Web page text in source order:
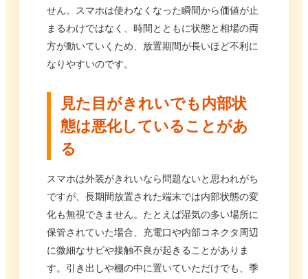
せん。スマホは使わなくなった瞬間から価値が止
まるわけではなく、時間とともに状態と相場の両
方が動いていくため、放置期間が長いほど不利に
なりやすいのです。
見た目がきれいでも内部状
態は悪化していることがあ
る
スマホは外装がきれいなら問題ないと思われがち
ですが、長期間放置された端末では内部状態の変
化も無視できません。たとえば湿気の多い場所に
保管されていた場合、充電口や内部コネクタ周辺
に微細なサビや接触不良が起きることがありま
す。引き出しや棚の中に置いていただけでも、季